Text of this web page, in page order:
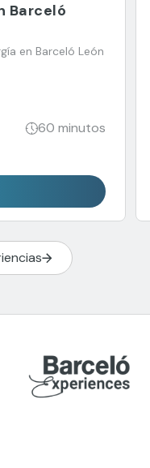
Barceló
en Barceló León
60 minutos